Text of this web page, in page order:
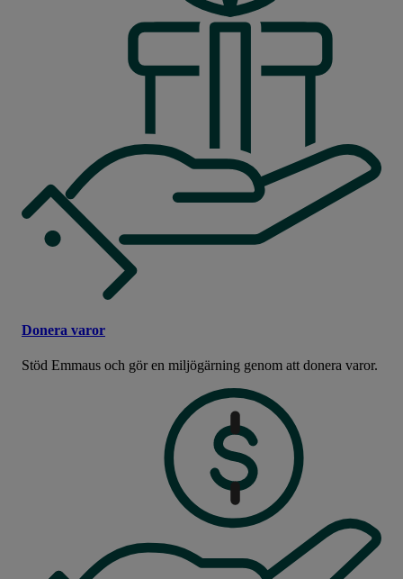
Donera varor
Stöd Emmaus och gör en miljögärning genom att donera varor.